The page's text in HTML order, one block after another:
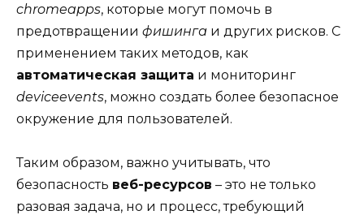
chromeapps, которые могут помочь в
предотвращении фишинга и других рисков. С
применением таких методов, как
автоматическая защита и мониторинг
deviceevents, можно создать более безопасное
окружение для пользователей.
Таким образом, важно учитывать, что
безопасность веб-ресурсов – это не только
разовая задача, но и процесс, требующий